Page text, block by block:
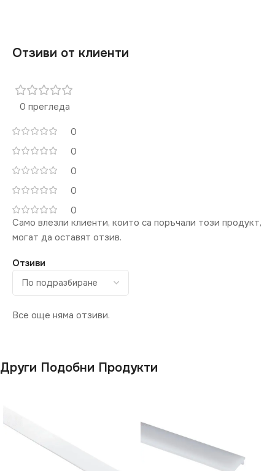
Отзиви от клиенти
0 прегледа
0
0
0
0
0
Отзиви
Все още няма отзиви.
Само влезли клиенти, които са поръчали този продукт,
могат да оставят отзив.
Други Подобни Продукти